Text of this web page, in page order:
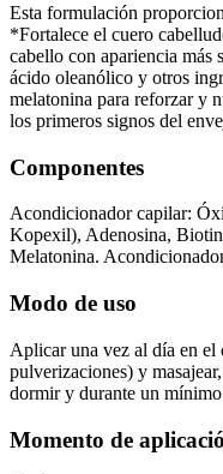
Esta formulación
*Fortalece el cuero
cabello con apariencia
ácido oleanólico y otros
melatonina para reforzar y
los primeros signos del
Componentes
Acondicionador capilar:
Kopexil), Adenosina,
Melatonina.
Modo de uso
Aplicar una vez al día en el
pulverizaciones) y
dormir y durante un mínimo
Momento de